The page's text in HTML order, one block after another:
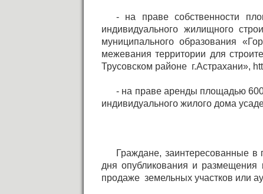
- на праве собственности
индивидуального жилищного
муниципального образования
межевания территории для
Трусовском районе г.Астрахани»,
- на праве аренды площадью 600
индивидуального жилого дома
Граждане, заинтересованные в
дня опубликования и размещения
продаже земельных участков или